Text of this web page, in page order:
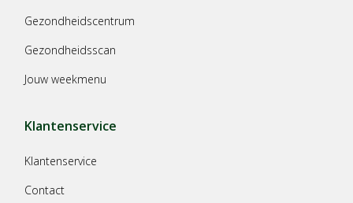
Gezondheidscentrum
Gezondheidsscan
Jouw weekmenu
Klantenservice
Klantenservice
Contact